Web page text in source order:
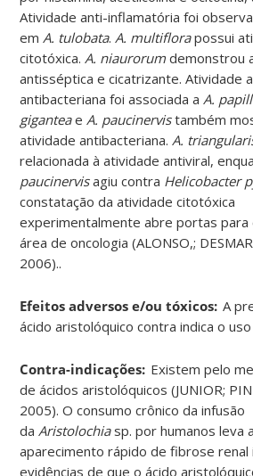
Atividade anti-inflamatória foi
em A. tulobata. A. multiflorapossui
citotóxica. A. niaurorum demonstrou
antisséptica e cicatrizante. Atividade
antibacteriana foi associada a A.
giganteae A. paucinervistambém
atividade antibacteriana. A.
relacionada à atividade antiviral,
paucinervisagiu contra Helicobacter
constatação da atividade citotóxica
experimentalmente abre portas para
área de oncologia (ALONSO,;
2006)..
Efeitos adversos e/ou tóxicos: A
ácido aristolóquico contra indica o
Contra-indicações: Existem pelo
de ácidos aristolóquicos (JUNIOR;
2005). O consumo crônico da infusão
da Aristolochiasp. por humanos leva
aparecimento rápido de fibrose renal
evidências de que o ácido